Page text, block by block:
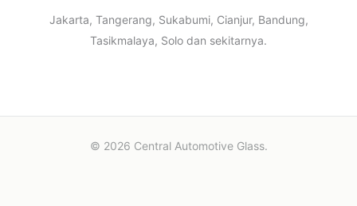
Jakarta, Tangerang, Sukabumi, Cianjur, Bandung,
Tasikmalaya, Solo dan sekitarnya.
© 2026 Central Automotive Glass.